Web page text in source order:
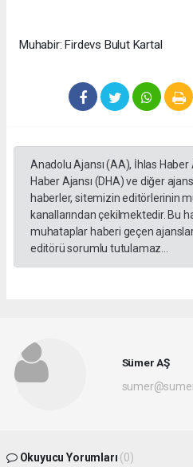
Muhabir: Firdevs Bulut Kartal
Anadolu Ajansı (AA), İhlas Haber
Haber Ajansı (DHA) ve diğer
haberler, sitemizin editörlerinin
kanallarından çekilmektedir. Bu
muhataplar haberi geçen
editörü sorumlu tutulamaz...
Sümer AŞ
Okuyucu Yorumları (0)